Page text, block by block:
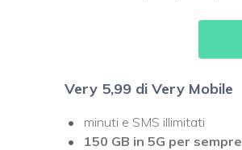
Very 5,99 di Very Mobile
minuti e SMS illimitati
150 GB in 5G per sempre